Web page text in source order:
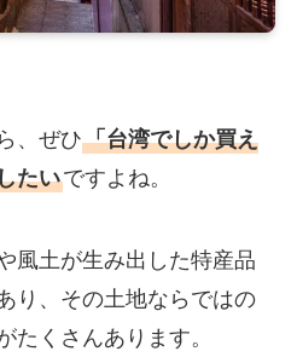
、ぜひ「台湾でしか買え
たいですよね。
風土が生み出した特産品
り、その土地ならではの
たくさんあります。